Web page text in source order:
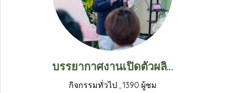
บรรยากาศงานเปิดตัวผลิตภัณฑ์ใหม่
กิจกรรมทั่วไป, 1390 ผู้ชม